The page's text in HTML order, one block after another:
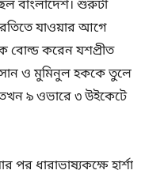
বাংলাদেশ। শুরুটা
যাওয়ার আগে
বোল্ড করেন যশপ্রীত
ও মুমিনুল হককে তুলে
৯ ওভারে ৩ উইকেটে
পর ধারাভাষ্যকক্ষে হার্শা